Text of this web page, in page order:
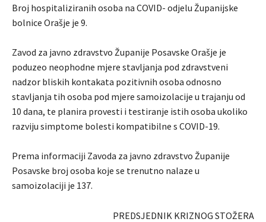
Broj hospitaliziranih osoba na COVID- odjelu Županijske
bolnice Orašje je 9.
Zavod za javno zdravstvo Županije Posavske Orašje je
poduzeo neophodne mjere stavljanja pod zdravstveni
nadzor bliskih kontakata pozitivnih osoba odnosno
stavljanja tih osoba pod mjere samoizolacije u trajanju od
10 dana, te planira provesti i testiranje istih osoba ukoliko
razviju simptome bolesti kompatibilne s COVID-19.
Prema informaciji Zavoda za javno zdravstvo Županije
Posavske broj osoba koje se trenutno nalaze u
samoizolaciji je 137.
PREDSJEDNIK KRIZNOG STOŽERA